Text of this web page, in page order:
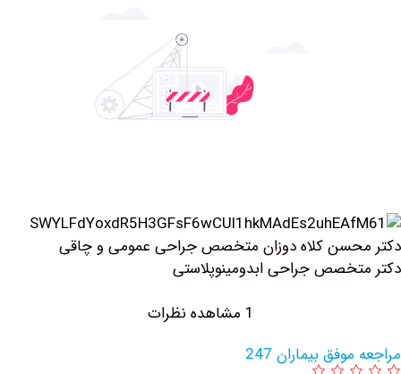
کلاه دوزان متخصص جراحی عمومی و چاقی
جراحی ابدومینوپلاستی
بیماران 247